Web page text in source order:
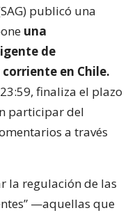
publicó una
una
de
en Chile.
finaliza el plazo
participar del
a través
la regulación de las
—aquellas que